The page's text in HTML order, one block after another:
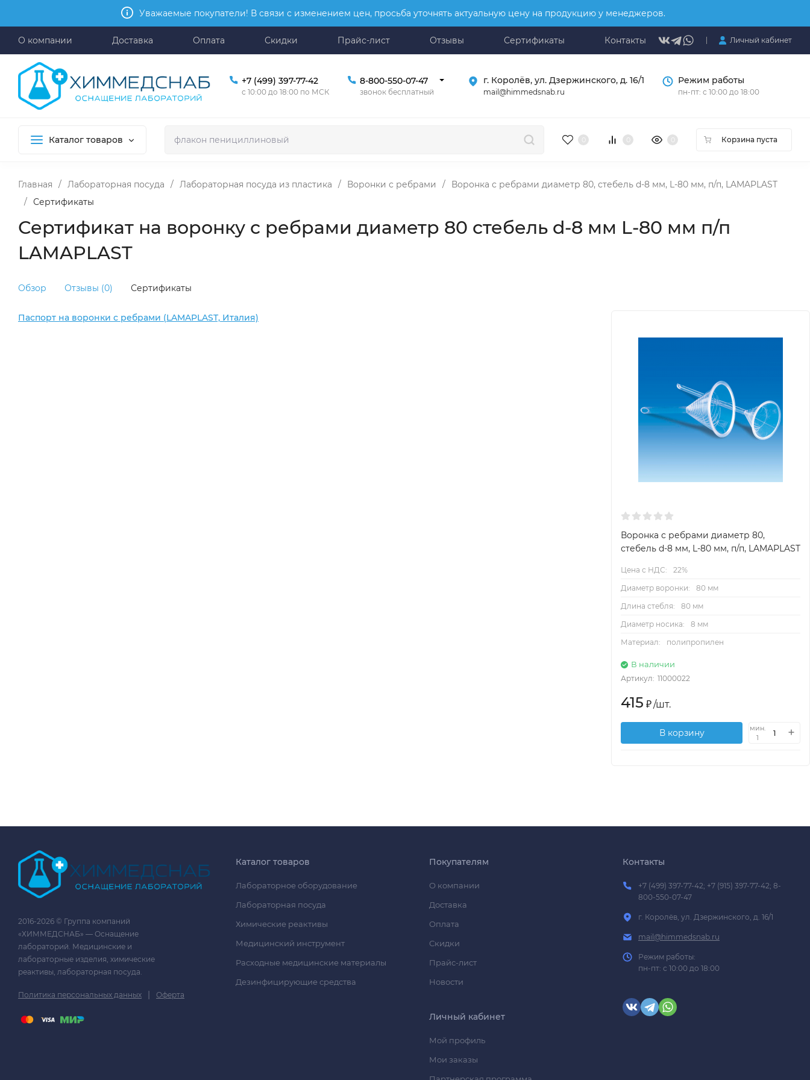
Уважаемые покупатели! В связи с изменением цен, просьба уточнять актуальную цену на продукцию у менеджеров.
О компании Доставка Оплата Скидки Прайс-лист Отзывы Сертификаты Контакты Личный кабинет
+7 (499) 397-77-42
с 10:00 до 18:00 по МСК
8-800-550-07-47
звонок бесплатный
г. Королёв, ул. Дзержинского, д. 16/1
mail@himmedsnab.ru
Режим работы
пн-пт: с 10:00 до 18:00
Каталог товаров Корзина пуста
Главная / Лабораторная посуда / Лабораторная посуда из пластика / Воронки с ребрами /
Воронка с ребрами диаметр 80, стебель d-8 мм, L-80 мм, п/п, LAMAPLAST
/ Сертификаты
Сертификат на воронку с ребрами диаметр 80 стебель d-8 мм L-80 мм п/п
LAMAPLAST
Обзор Отзывы (0) Сертификаты
Паспорт на воронки с ребрами (LAMAPLAST, Италия)
Воронка с ребрами диаметр 80,
стебель d-8 мм, L-80 мм, п/п, LAMAPLAST
Цена с НДС:
22%
Диаметр воронки:
80 мм
Длина стебля:
80 мм
Диаметр носика:
8 мм
Материал:
полипропилен
В наличии
Артикул: 11000022
415 ₽/шт.
В корзину
мин.
1
2016-2026 © Группа компаний
«ХИММЕДСНАБ» — Оснащение
лабораторий. Медицинские и
лабораторные изделия, химические
реактивы, лабораторная посуда.
Политика персональных данных | Оферта
Каталог товаров
Лабораторное оборудование
Лабораторная посуда
Химические реактивы
Медицинский инструмент
Расходные медицинские материалы
Дезинфицирующие средства
Покупателям
О компании
Доставка
Оплата
Скидки
Прайс-лист
Новости
Личный кабинет
Мой профиль
Мои заказы
Контакты
+7 (499) 397-77-42; +7 (915) 397-77-42; 8-
800-550-07-47
г. Королёв, ул. Дзержинского, д. 16/1
mail@himmedsnab.ru
Режим работы:
пн-пт: с 10:00 до 18:00